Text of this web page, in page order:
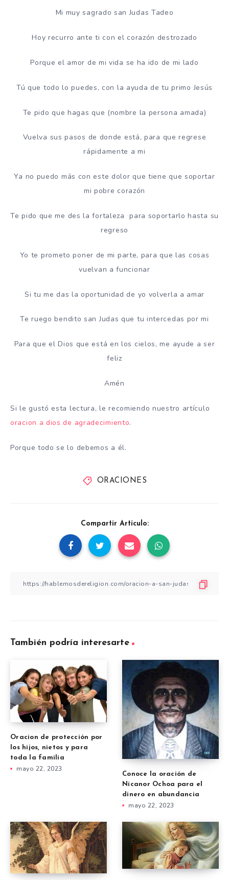
Mi muy sagrado san Judas Tadeo
Hoy recurro ante ti con el corazón destrozado
Porque el amor de mi vida se ha ido de mi lado
Tú que todo lo puedes, con la ayuda de tu primo Jesús
Te pido que hagas que (nombre la persona amada)
Vuelva sus pasos de donde está, para que regrese
rápidamente a mi
Ya no puedo más con este dolor que tiene que soportar
mi pobre corazón
Te pido que me des la fortaleza para soportarlo hasta su
regreso
Yo te prometo poner de mi parte, para que las cosas
vuelvan a funcionar
Si tu me das la oportunidad de yo volverla a amar
Te ruego bendito san Judas que tu intercedas por mi
Para que el Dios que está en los cielos, me ayude a ser
feliz
Amén
Si le gustó esta lectura, le recomiendo nuestro artículo
oracion a dios de agradecimiento.
Porque todo se lo debemos a él.
ORACIONES
Compartir Artículo:
También podría interesarte
Oracion de protección por
los hijos, nietos y para
toda la familia
mayo 22, 2023
Conoce la oración de
Nicanor Ochoa para el
dinero en abundancia
mayo 22, 2023